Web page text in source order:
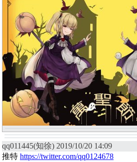
qq011445(知徐) 2019/10/20 14:09
推特 https://twitter.com/qq0124678